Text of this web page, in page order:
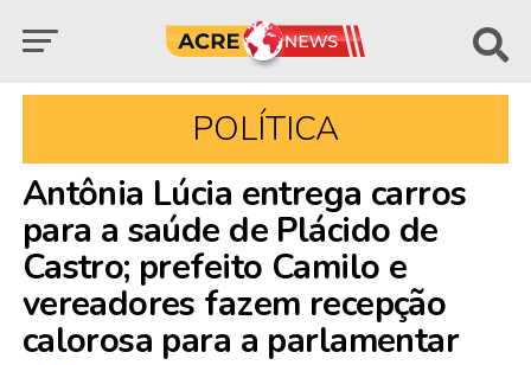
POLÍTICA
Antônia Lúcia entrega carros
para a saúde de Plácido de
Castro; prefeito Camilo e
vereadores fazem recepção
calorosa para a parlamentar